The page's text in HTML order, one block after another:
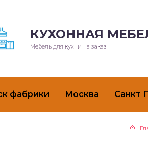
КУХОННАЯ
Мебель для кухни на заказ
фабрики Москва Санкт